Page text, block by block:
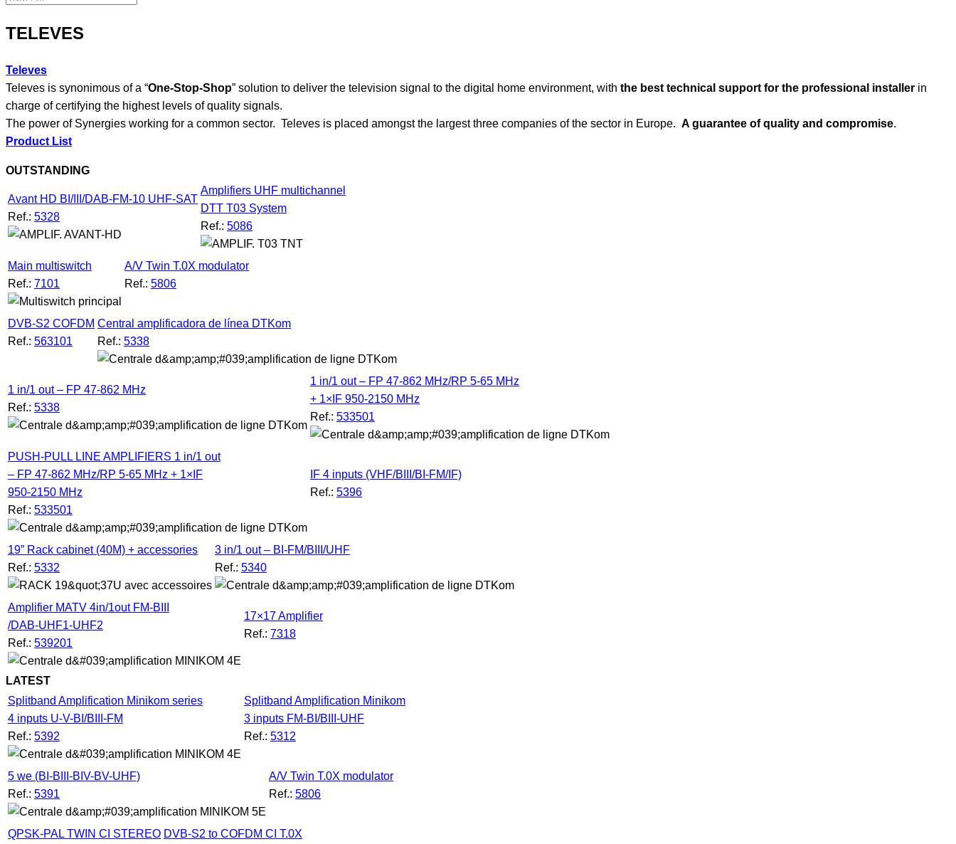
TELEVES
Televes
Televes is synonimous of a “One-Stop-Shop” solution to deliver the television signal to the digital home environment, with the best technical support for the professional installer in
charge of certifying the highest levels of quality signals.
The power of Synergies working for a common sector. Televes is placed amongst the largest three companies of the sector in Europe. A guarantee of quality and compromise.
Product List
OUTSTANDING
Avant HD BI/III/DAB-FM-10 UHF-SAT
Ref.: 5328
Amplifiers UHF multichannel
DTT T03 System
Ref.: 5086
Main multiswitch
Ref.: 7101
A/V Twin T.0X modulator
Ref.: 5806
DVB-S2 COFDM
Ref.: 563101
Central amplificadora de línea DTKom
Ref.: 5338
1 in/1 out – FP 47-862 MHz
Ref.: 5338
1 in/1 out – FP 47-862 MHz/RP 5-65 MHz
+ 1×IF 950-2150 MHz
Ref.: 533501
PUSH-PULL LINE AMPLIFIERS 1 in/1 out
– FP 47-862 MHz/RP 5-65 MHz + 1×IF
950-2150 MHz
Ref.: 533501
IF 4 inputs (VHF/BIII/BI-FM/IF)
Ref.: 5396
19” Rack cabinet (40M) + accessories
Ref.: 5332
3 in/1 out – BI-FM/BIII/UHF
Ref.: 5340
Amplifier MATV 4in/1out FM-BIII
/DAB-UHF1-UHF2
Ref.: 539201
17×17 Amplifier
Ref.: 7318
LATEST
Splitband Amplification Minikom series
4 inputs U-V-BI/BIII-FM
Ref.: 5392
Splitband Amplification Minikom
3 inputs FM-BI/BIII-UHF
Ref.: 5312
5 we (BI-BIII-BIV-BV-UHF)
Ref.: 5391
A/V Twin T.0X modulator
Ref.: 5806
QPSK-PAL TWIN CI STEREO DVB-S2 to COFDM CI T.0X